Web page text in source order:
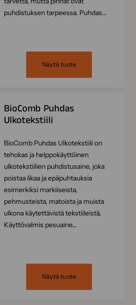
puhdistuksen tarpeessa. Puhdas…
Näytä tuote
BioComb Puhdas
Ulkotekstiili
BioComb Puhdas Ulkotekstiili on
tehokas ja helppokäyttöinen
ulkotekstiilien puhdistusaine, joka
poistaa likaa ja epäpuhtauksia
esimerkiksi markiiseista,
pehmusteista, matoista ja muista
ulkona käytettävistä tekstiileistä.
Käyttövalmis pesuaine…
Näytä tuote